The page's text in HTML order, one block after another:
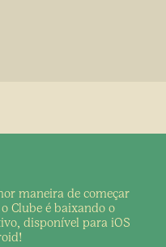
maneira de começar
Clube é baixando o
disponível para iOS